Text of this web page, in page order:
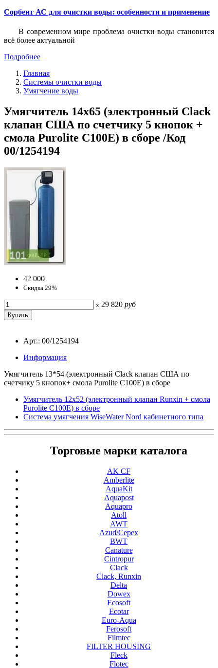
Сорбент АС для очистки воды: особенности и применение
В современном мире проблема очистки воды становится
всё более актуальной
Подробнее
Главная
Системы очистки воды
Умягчение воды
Умягчитель 14x65 (электронный Сlack
клапан США по счетчику 5 кнопок +
смола Purolite C100Е) в сборе /Код
00/1254194
42 000
Скидка 29%
x 29 820 руб
Арт.: 00/1254194
Информация
Умягчитель 13*54 (электронный Сlack клапан США по
счетчику 5 кнопок+ смола Purolite C100Е) в сборе
Умягчитель 12x52 (электронный клапан Runxin + смола
Purolite C100Е) в сборе
Система умягчения WiseWater Nord кабинетного типа
Торговые марки каталога
AK CF
Amberlite
AquaKit
Aquapost
Aquapro
Atoll
AWT
Azud/Cepex
BWT
Canature
Cintropur
Clack
Clack, Runxin
Delta
Dowex
Ecosoft
Ecotar
Euro-Aqua
Ferosoft
Filmtec
FILTER HOUSING
Fleck
Flotec